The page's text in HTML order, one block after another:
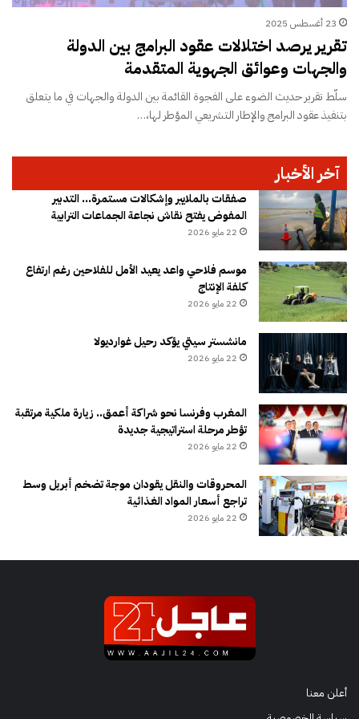
23 أغسطس 2025
تقرير يرصد اختلالات عقود البرامج بين الدولة
والجهات وعوائق الجهوية المتقدمة
سلّط تقرير حديث الضوء على الفجوة القائمة بين الدولة والجهات في ما يتعلق
بتنفيذ عقود البرامج والإطار التشريعي المؤطر لها،…
آخر الأخبار
صفقات بالملايير وإشكالات مستمرة… التدبير
المفوض يفتح نقاش نجاعة الجماعات الترابية
22 مايو 2026
موسم فلاحي واعد يعيد الأمل للفلاحين رغم ارتفاع
كلفة الإنتاج
22 مايو 2026
مانشستر سيتي يؤكد رحيل غوارديولا
22 مايو 2026
المغرب وفرنسا نحو شراكة أعمق.. زيارة ملكية مرتقبة
تؤطر مرحلة استراتيجية جديدة
22 مايو 2026
المحروقات والنقل يقودان موجة تضخم أبريل وسط
تراجع أسعار المواد الغذائية
22 مايو 2026
أعلن معنا